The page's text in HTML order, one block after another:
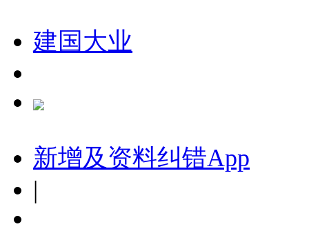
建国大业
新增及资料纠错App
|